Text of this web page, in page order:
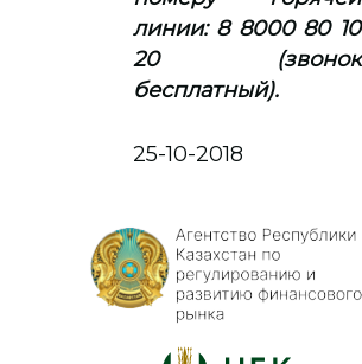
линии: 8 8000 80 10
20 (звонок
бесплатный).
25-10-2018